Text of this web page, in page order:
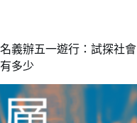
義辦五一遊行：試探社會
多少